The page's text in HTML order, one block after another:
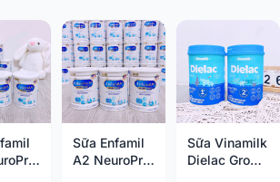
Sữa Enfamil
A2 NeuroPro
Sữa Vinamilk
Dielac Grow